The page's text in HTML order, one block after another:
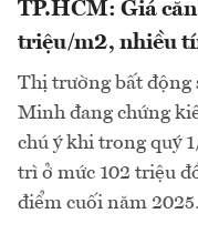
TP.HCM: Giá
triệu/m2, nhiều
Thị trường bất động
Minh đang chứng
chú ý khi trong quý
trì ở mức 102 triệu
điểm cuối năm